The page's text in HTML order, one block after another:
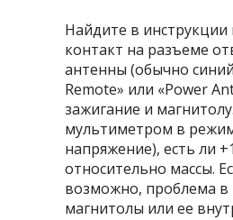
Найдите в инструкции
контакт на разъеме
антенны (обычно
Remote» или «Power
зажигание и
мультиметром в
напряжение), есть ли
относительно массы.
возможно, проблема в
магнитолы или ее